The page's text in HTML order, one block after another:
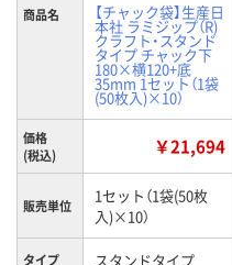
商品名 【チャック袋】生産日
本社 ラミジップ（R)
クラフト・スタンド
タイプ チャック下
180×横120+底
35mm 1セット（1袋
(50枚入)×10）
価格
(税込)
￥21,694
販売単位
1セット（1袋(50枚
入)×10）
タイプ スタンドタイプ